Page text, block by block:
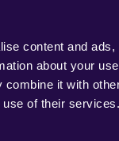
content and
about your
it with
use of their services.
Case